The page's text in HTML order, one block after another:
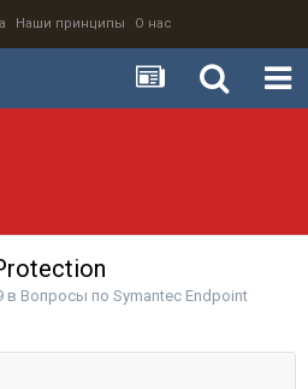
Наши принципы О нас
в Вопросы по Symantec Endpoint